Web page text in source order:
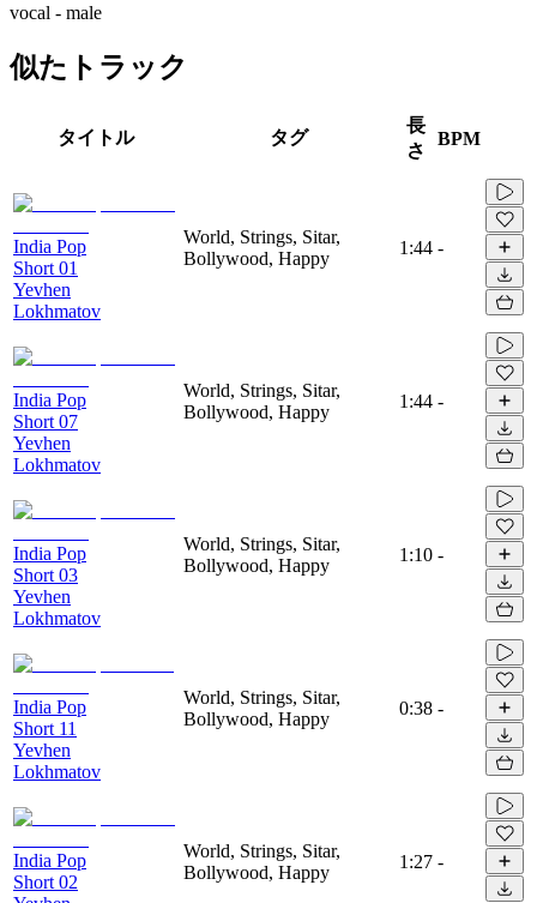
vocal - male
似たトラック
タイトル タグ
長
さ
BPM
India Pop
Short 01
Yevhen
Lokhmatov
World, Strings, Sitar,
Bollywood, Happy
1:44 -
India Pop
Short 07
Yevhen
Lokhmatov
World, Strings, Sitar,
Bollywood, Happy
1:44 -
India Pop
Short 03
Yevhen
Lokhmatov
World, Strings, Sitar,
Bollywood, Happy
1:10 -
India Pop
Short 11
Yevhen
Lokhmatov
World, Strings, Sitar,
Bollywood, Happy
0:38 -
India Pop
Short 02
World, Strings, Sitar,
Bollywood, Happy
1:27 -